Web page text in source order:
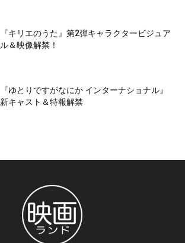
『キリエのうた』第2弾キャラクタービジュア
ル＆映像解禁！
『ゆとりですがなにか インターナショナル』
新キャスト＆特報解禁